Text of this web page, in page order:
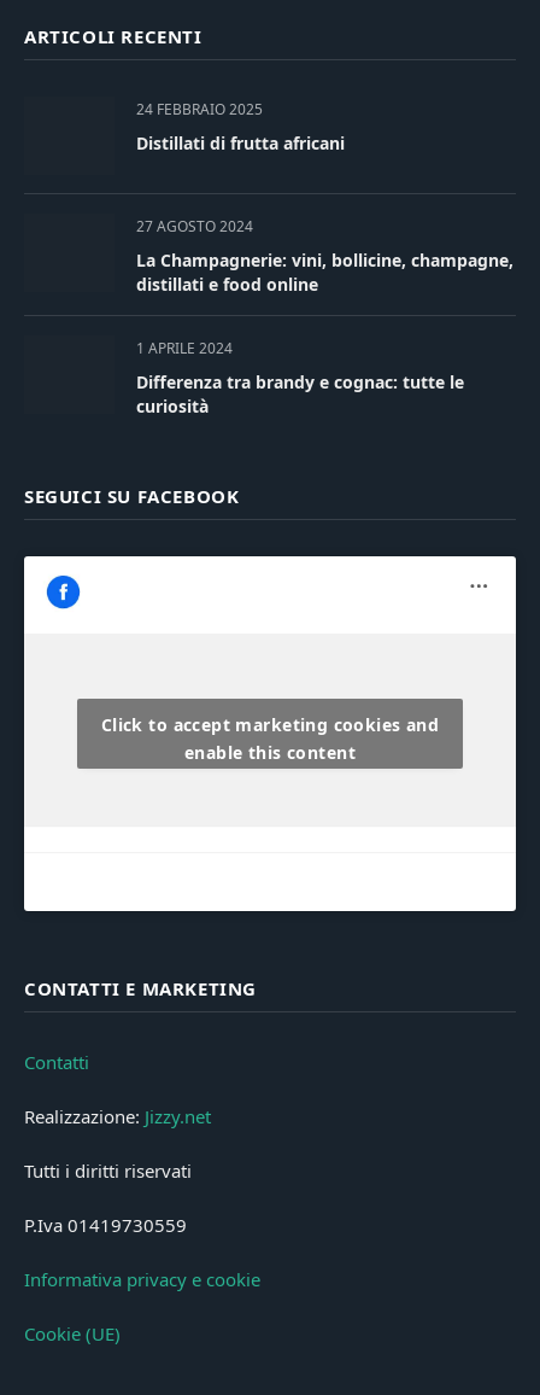
ARTICOLI RECENTI
24 FEBBRAIO 2025
Distillati di frutta africani
27 AGOSTO 2024
La Champagnerie: vini, bollicine, champagne,
distillati e food online
1 APRILE 2024
Differenza tra brandy e cognac: tutte le
curiosità
SEGUICI SU FACEBOOK
Click to accept marketing cookies and
enable this content
CONTATTI E MARKETING
Contatti
Realizzazione: Jizzy.net
Tutti i diritti riservati
P.Iva 01419730559
Informativa privacy e cookie
Cookie (UE)